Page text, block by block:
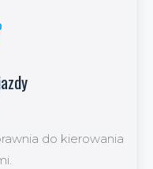
do kierowania
kat D